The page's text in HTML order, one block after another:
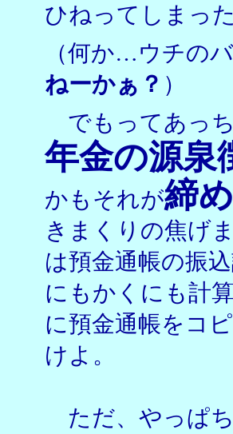
ひねってしまっ
（何か…ウチの
ねーかぁ？ ）
でもってあっ
年金の源泉
かもそれが締
きまくりの焦げ
は預金通帳の振
にもかくにも計
に預金通帳をコ
けよ。
ただ、やっぱ